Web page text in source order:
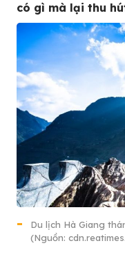
có gì mà lại thu
Du lịch Hà Giang
(Nguồn: